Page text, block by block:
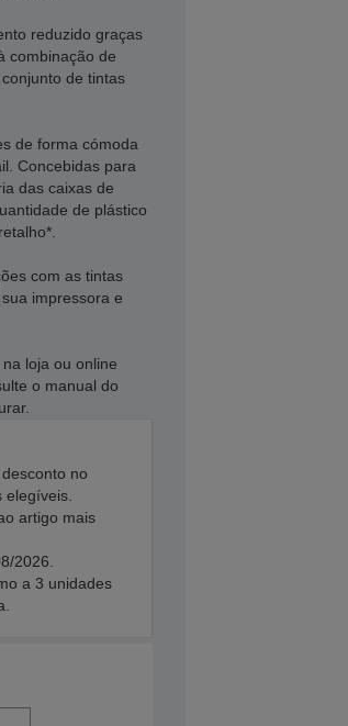
reduzido graças
combinação de
de tintas
de forma cómoda
Concebidas para
das caixas de
de plástico
com as tintas
impressora e
loja ou online
o manual do
no
artigo mais
2026.
a 3 unidades